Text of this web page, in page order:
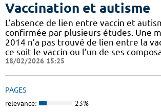
Vaccination et autisme
L’absence de lien entre vaccin et
confirmée par plusieurs études. Une
2014 n’a pas trouvé de lien entre la
ce soit le vaccin ou l’un de ses
18/02/2026 15:25
PAGES
relevance: 23%